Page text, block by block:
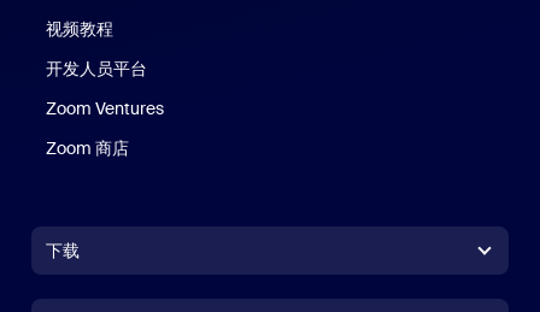
视频教程
开发人员平台
Zoom Ventures
Zoom 商店
下载